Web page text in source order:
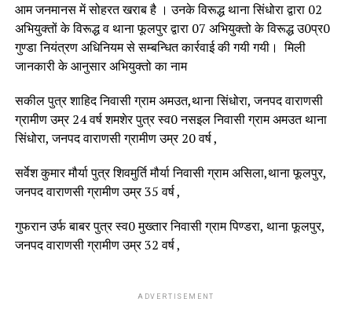
आम जनमानस में सोहरत खराब है । उनके विरूद्ध थाना सिंधोरा द्वारा 02
अभियुक्तों के विरूद्ध व थाना फूलपुर द्वारा 07 अभियुक्तो के विरूद्ध उ0प्र0
गुण्डा नियंत्रण अधिनियम से सम्बन्धित कार्रवाई की गयी गयी। मिली
जानकारी के आनुसार अभियुक्तो का नाम
सकील पुत्र शाहिद निवासी ग्राम अमउत,थाना सिंधोरा, जनपद वाराणसी
ग्रामीण उम्र 24 वर्ष शमशेर पुत्र स्व0 नसइल निवासी ग्राम अमउत थाना
सिंधोरा, जनपद वाराणसी ग्रामीण उम्र 20 वर्ष ,
सर्वेश कुमार मौर्या पुत्र शिवमुर्ति मौर्या निवासी ग्राम असिला,थाना फूलपुर,
जनपद वाराणसी ग्रामीण उम्र 35 वर्ष ,
गुफरान उर्फ बाबर पुत्र स्व0 मुख्तार निवासी ग्राम पिण्डरा, थाना फूलपुर,
जनपद वाराणसी ग्रामीण उम्र 32 वर्ष ,
ADVERTISEMENT